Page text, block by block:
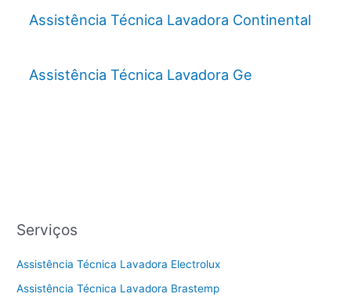
Assistência Técnica Lavadora Continental
Assistência Técnica Lavadora Ge
Serviços
Assistência Técnica Lavadora Electrolux
Assistência Técnica Lavadora Brastemp